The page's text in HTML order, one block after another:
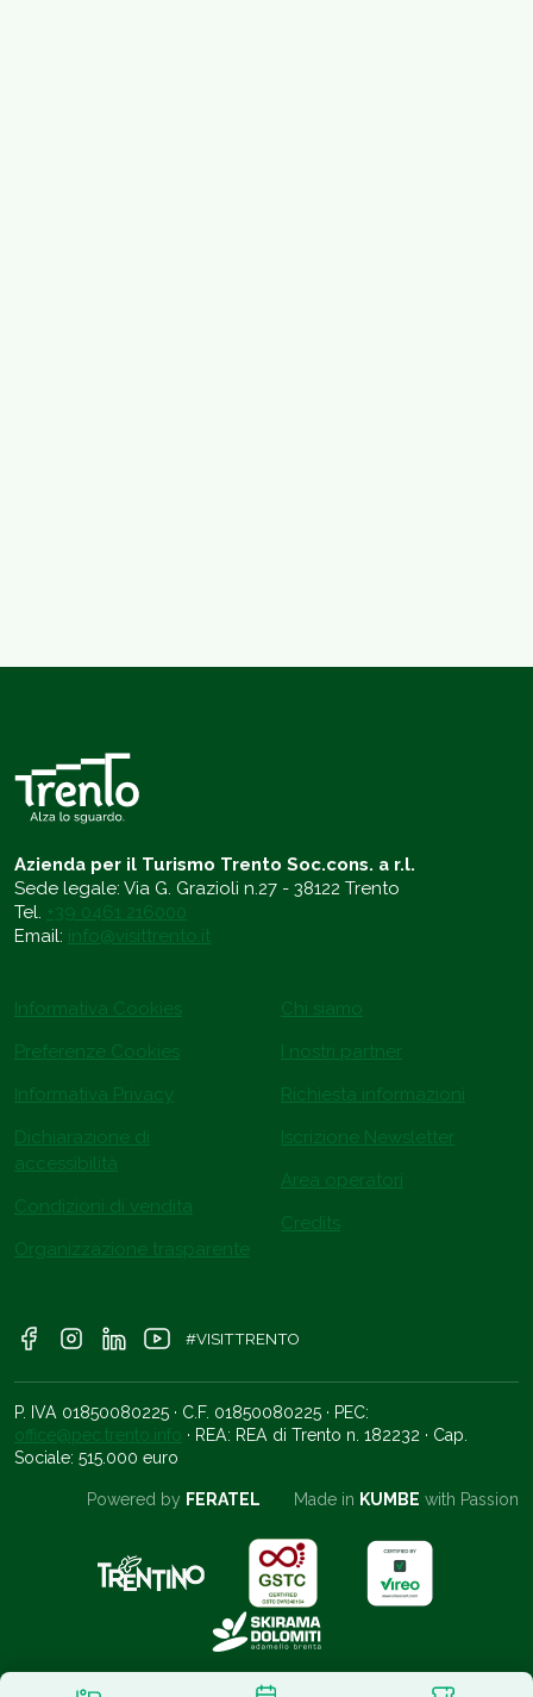
Azienda per il Turismo Trento Soc.cons. a r.l.
Sede legale: Via G. Grazioli n.27 - 38122 Trento
Tel. +39 0461 216000
Email: info@visittrento.it
Informativa Cookies
Preferenze Cookies
Informativa Privacy
Dichiarazione di
accessibilità
Condizioni di vendita
Organizzazione trasparente
Chi siamo
I nostri partner
Richiesta informazioni
Iscrizione Newsletter
Area operatori
Credits
#VISITTRENTO
P. IVA 01850080225 · C.F. 01850080225 · PEC:
office@pec.trento.info · REA: REA di Trento n. 182232 · Cap.
Sociale: 515.000 euro
Powered by FERATEL Made in KUMBE with Passion